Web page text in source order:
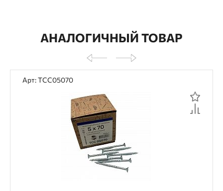
АНАЛОГИЧНЫЙ ТОВАР
Арт: TCC05070